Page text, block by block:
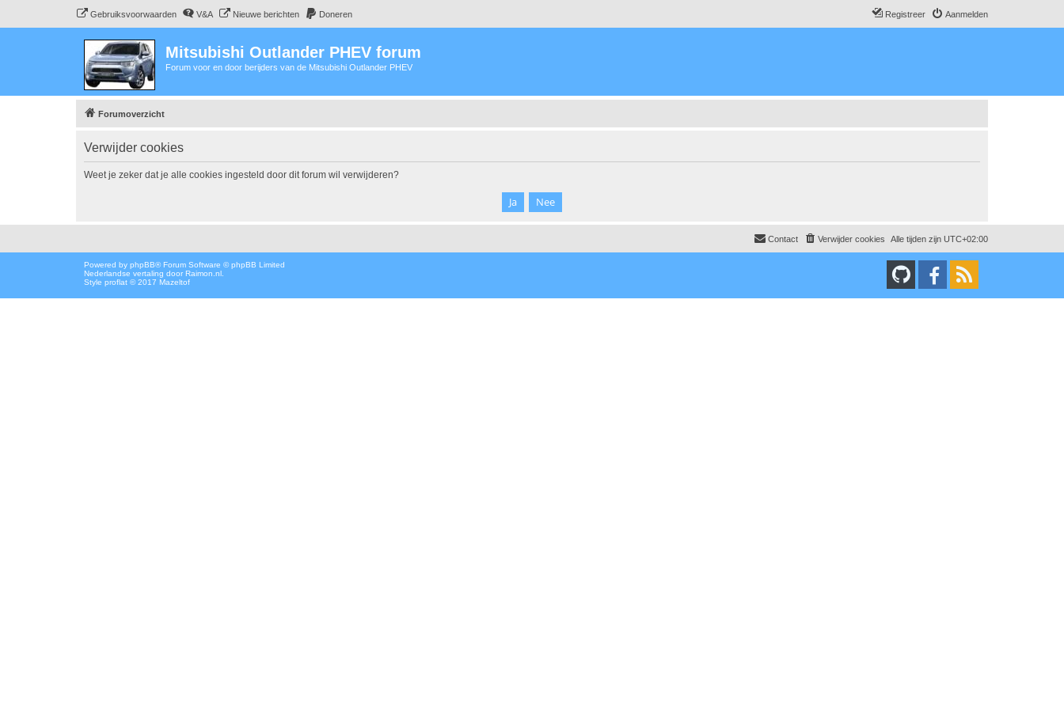
Gebruiksvoorwaarden V&A Nieuwe berichten Doneren Aanmelden
Registreer
Mitsubishi Outlander PHEV forum
Forum voor en door berijders van de Mitsubishi Outlander PHEV
Forumoverzicht
Verwijder cookies
Weet je zeker dat je alle cookies ingesteld door dit forum wil verwijderen?
Alle tijden zijn UTC+02:00
Verwijder cookies
Contact
Powered by phpBB® Forum Software © phpBB Limited
Nederlandse vertaling door Raimon.nl
Style proflat © 2017 Mazeltof